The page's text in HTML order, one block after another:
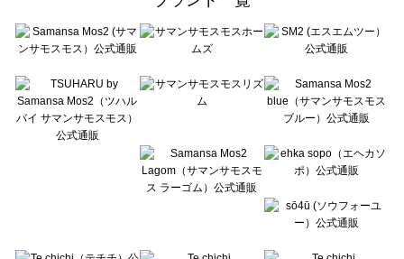
sō4ū（ソウフォーユー）のボトムス一覧
Te chichi（テチチ）のボトムス一覧
Te chichi CLASSIC（テチチ クラシック）のボトムス一覧
Lugnoncure（ルノンキュール）のボトムス一覧
BETTY'S BLUE（べティーズブルー）のボトムス一覧
Wpc.（ワールドパーティー）のボトムス一覧